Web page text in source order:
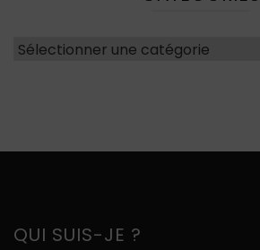
Catégories
QUI SUIS-JE ?